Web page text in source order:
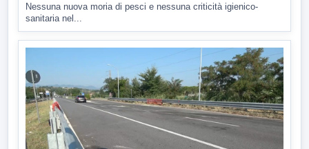
Nessuna nuova moria di pesci e nessuna criticità igienico-
sanitaria nel...